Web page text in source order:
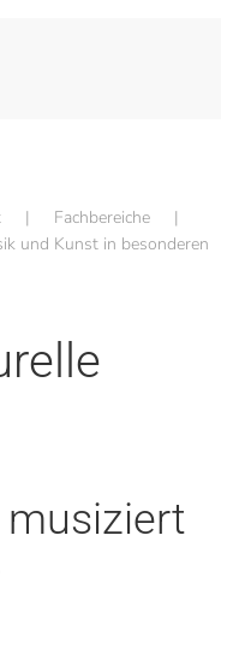
Fachbereiche
und Kunst in besonderen
musiziert